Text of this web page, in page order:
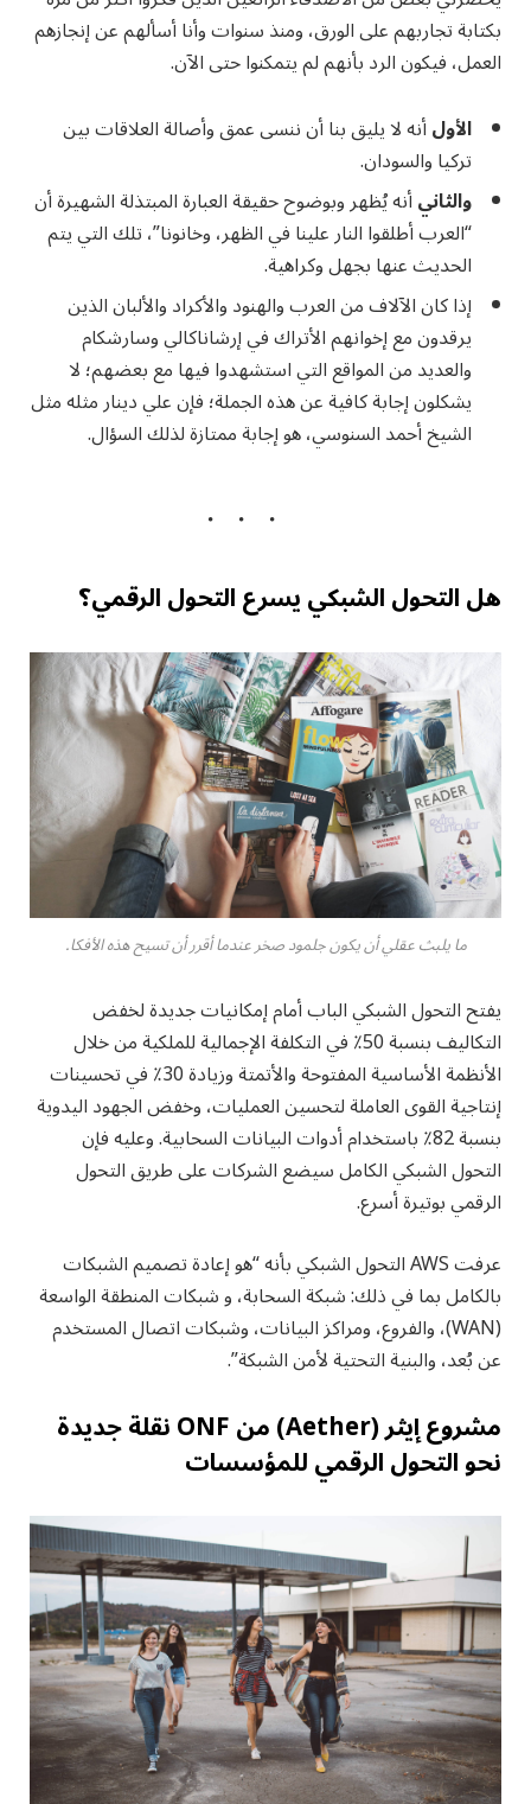
بكتابة تجاربهم على الورق، ومنذ سنوات وأنا أسألهم عن إنجازهم
العمل، فيكون الرد بأنهم لم يتمكنوا حتى الآن.
الأولأنه لا يليق بنا أن ننسى عمق وأصالة العلاقات بين
تركيا والسودان.
والثانيأنه يُظهر وبوضوح حقيقة العبارة المبتذلة الشهيرة أن
“العرب أطلقوا النار علينا في الظهر، وخانونا”، تلك التي يتم
الحديث عنها بجهل وكراهية.
إذا كان الآلاف من العرب والهنود والأكراد والألبان الذين
يرقدون مع إخوانهم الأتراك في إرشاناكالي وسارشكام
والعديد من المواقع التي استشهدوا فيها مع بعضهم؛ لا
يشكلون إجابة كافية عن هذه الجملة؛ فإن علي دينار مثله مثل
الشيخ أحمد السنوسي، هو إجابة ممتازة لذلك السؤال.
هل التحول الشبكي يسرع التحول الرقمي؟
ما يلبث عقلي أن يكون جلمود صخر عندما أقرر أن تسيح هذه الأفكا.
يفتح التحول الشبكي الباب أمام إمكانيات جديدة لخفض
التكاليف بنسبة 50٪ في التكلفة الإجمالية للملكية من خلال
الأنظمة الأساسية المفتوحة والأتمتة وزيادة 30٪ في تحسينات
إنتاجية القوى العاملة لتحسين العمليات، وخفض الجهود اليدوية
بنسبة 82٪ باستخدام أدوات البيانات السحابية. وعليه فإن
التحول الشبكي الكامل سيضع الشركات على طريق التحول
الرقمي بوتيرة أسرع.
عرفت AWS التحول الشبكي بأنه “هو إعادة تصميم الشبكات
بالكامل بما في ذلك: شبكة السحابة، و شبكات المنطقة الواسعة
(WAN)، والفروع، ومراكز البيانات، وشبكات اتصال المستخدم
عن بُعد، والبنية التحتية لأمن الشبكة”.
مشروع إيثر (Aether) من ONF نقلة جديدة
نحو التحول الرقمي للمؤسسات